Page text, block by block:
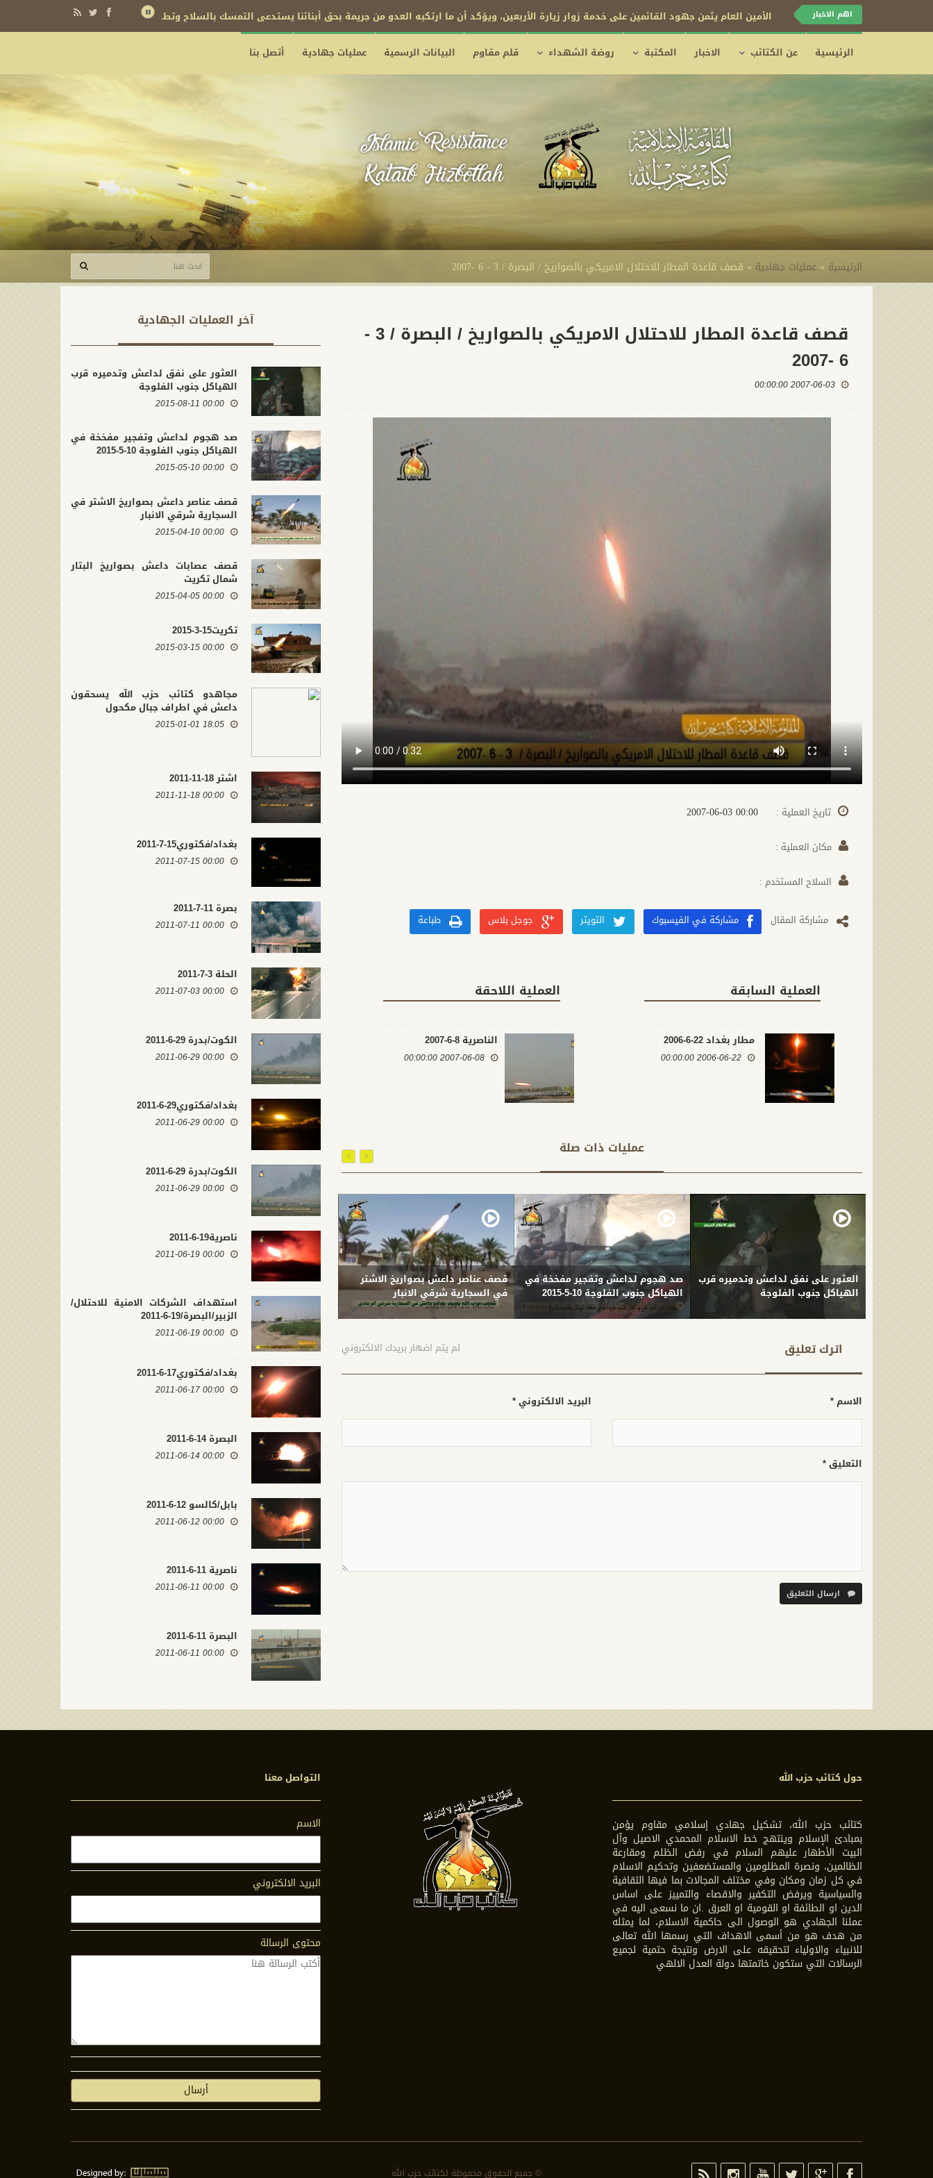
اهم الاخبار الأمين العام يثمن جهود القائمين على خدمة زوار زيارة الأربعين، ويؤكد أن ما ارتكبه العدو من جريمة بحق أبنائنا يستدعي التمسك بالسلاح وتطويره لردع كل من يريد بنا شراً
الرئيسية عن الكتائب الاخبار المكتبة روضة الشهداء قلم مقاوم البيانات الرسمية عمليات جهادية أتصل بنا
الرئيسية » عمليات جهادية » قصف قاعدة المطار للاحتلال الامريكي بالصواريخ / البصرة / 3 - 6 -2007
قصف قاعدة المطار للاحتلال الامريكي بالصواريخ / البصرة / 3 -
6 -2007
2007-06-03 00:00:00
تاريخ العملية :
مكان العملية :
السلاح المستخدم :
مشارکة المقال مشاركة في الفيسبوك التويتر جوجل بلاس طباعة
العملية السابقة
مطار بغداد 22-6-2006
2006-06-22 00:00:00
العملية اللاحقة
الناصرية 8-6-2007
2007-06-08 00:00:00
عمليات ذات صلة
العثور على نفق لداعش وتدميره قرب
الهياكل جنوب الفلوجة
00:00 2015-08-11
صد هجوم لداعش وتفجير مفخخة في
الهياكل جنوب الفلوجة 10-5-2015
00:00 2015-05-10
قصف عناصر داعش بصواريخ الاشتر
في السجارية شرقي الانبار
00:00 2015-04-10
قصف عصابات داعش بصواريخ البتار
شمال تكريت
00:00 2015-03-15
اترك تعلیق لم يتم اضهار بريدك الالكتروني
الاسم * البريد الالكتروني *
التعليق *
ارسال التعليق
آخر العملیات الجهادية
العثور على نفق لداعش وتدميره قرب
الهياكل جنوب الفلوجة
00:00 2015-08-11
صد هجوم لداعش وتفجير مفخخة في
الهياكل جنوب الفلوجة 10-5-2015
00:00 2015-05-10
قصف عناصر داعش بصواريخ الاشتر في
السجارية شرقي الانبار
00:00 2015-04-10
قصف عصابات داعش بصواريخ البتار
شمال تكريت
00:00 2015-04-05
تكريت15-3-2015
00:00 2015-03-15
مجاهدو كتائب حزب الله يسحقون
داعش في اطراف جبال مكحول
18:05 2015-01-01
اشتر 18-11-2011
00:00 2011-11-18
بغداد/فكتوري15-7-2011
00:00 2011-07-15
بصرة 11-7-2011
00:00 2011-07-11
الحلة 3-7-2011
00:00 2011-07-03
الكوت/بدرة 29-6-2011
00:00 2011-06-29
بغداد/فكتوري29-6-2011
00:00 2011-06-29
الكوت/بدرة 29-6-2011
00:00 2011-06-29
ناصرية19-6-2011
00:00 2011-06-19
استهداف الشركات الامنية للاحتلال/
الزبير/البصرة/19-6-2011
00:00 2011-06-19
بغداد/فكتوري17-6-2011
00:00 2011-06-17
البصرة 14-6-2011
00:00 2011-06-14
بابل/كالسو 12-6-2011
00:00 2011-06-12
ناصرية 11-6-2011
00:00 2011-06-11
البصرة 11-6-2011
00:00 2011-06-11
حول كتائب حزب الله
كتائب حزب الله، تشكيل جهادي إسلامي مقاوم يؤمن
بمبادئ الإسلام وينتهج خط الاسلام المحمدي الاصيل وآل
البيت الأطهار عليهم السلام في رفض الظلم ومقارعة
الظالمين، ونصرة المظلومين والمستضعفين وتحكيم الاسلام
في كل زمان ومكان وفي مختلف المجالات بما فيها الثقافية
والسياسية ويرفض التكفير والاقصاء والتمييز على اساس
الدين او الطائفة او القومية او العرق .ان ما نسعى اليه في
عملنا الجهادي هو الوصول الى حاكمية الاسلام، لما يمثله
من هدف هو من أسمى الاهداف التي رسمها الله تعالى
للانبياء والاولياء لتحقيقه على الارض ونتيجة حتمية لجميع
الرسالات التي ستكون خاتمتها دولة العدل الالهي
التواصل معنا
الاسم
البريد الالكتروني
محتوى الرسالة
© جمیع الحقوق محفوظة لكتائب حزب الله